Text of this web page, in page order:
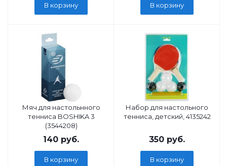
В корзину В корзину
Мяч для настольнного
тенниса BOSHIKA 3
(3544208)
140 руб.
В корзину
Набор для настольного
тенниса, детский, 4135242
350 руб.
В корзину